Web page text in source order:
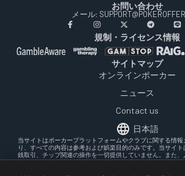
お問い合わせ
メール:
規制・ライセンス情報
サイトマップ
オンラインポーカー
ニュース
Contact us
日本語
当サイトはポーカープラットフォームやクラブに関する情
り、すべての内容は参考および娯楽目的のみです。当サイ
銭取引、チップ関連の操作を一切提供していません。また
引には関与しておらず、これらを仲介・支援することもあ
ーに参加する前に、お住まいの地域の法律を必ず